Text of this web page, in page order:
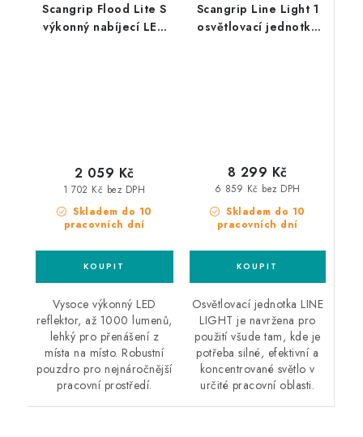
Scangrip Flood Lite S
výkonný nabíjecí LED
Skladem do 10
pracovních dní
1 702 Kč bez DPH
2 059 Kč
Vysoce výkonný LED
reflektor, až 1000 lumenů,
lehký pro přenášení z
místa na místo. Robustní
pouzdro pro nejnáročnější
pracovní prostředí.
Scangrip Line Light 1
osvětlovací jednotka
Skladem do 10
pracovních dní
6 859 Kč bez DPH
8 299 Kč
Osvětlovací jednotka LINE
LIGHT je navržena pro
použití všude tam, kde je
potřeba silné, efektivní a
koncentrované světlo v
určité pracovní oblasti.